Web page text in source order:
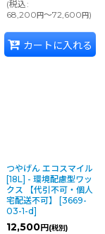
(税込:
68,200円～72,600円)
カートに入れる
つやげん エコスマイル
[18L] - 環境配慮型ワッ
クス 【代引不可・個人
宅配送不可】
[3669-
03-1-d]
12,500円 (税別)